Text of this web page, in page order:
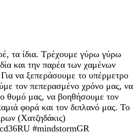
τα ίδια. Τρέχουμε γύρω γύρω
και την παρέα των χαμένων
να ξεπεράσουμε το υπέρμετρο
τον πεπερασμένο χρόνο μας, να
θυμό μας, να βοηθήσουμε τον
φορά και τον διπλανό μας. Το
(Χατζηδάκις)
#mindstormGR